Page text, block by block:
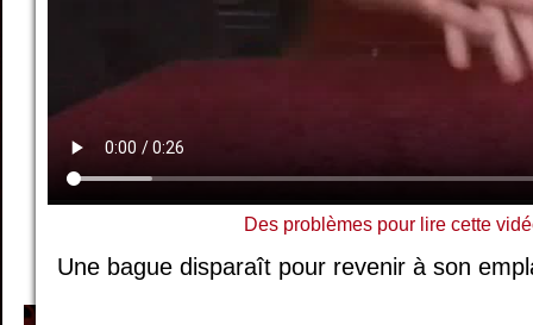
Des problèmes pour lire cette
Une bague disparaît pour revenir à son